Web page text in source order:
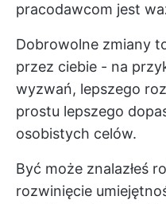
pracodawcom jest
Dobrowolne zmiany
przez ciebie - na
wyzwań, lepszego
prostu lepszego
osobistych celów.
Być może znalazłeś
rozwinięcie